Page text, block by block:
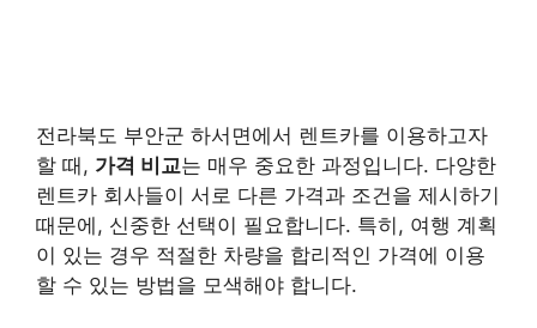
전라북도 부안군 하서면에서 렌트카를 이용하고자
할 때, 가격 비교는 매우 중요한 과정입니다. 다양한
렌트카 회사들이 서로 다른 가격과 조건을 제시하기
때문에, 신중한 선택이 필요합니다. 특히, 여행 계획
이 있는 경우 적절한 차량을 합리적인 가격에 이용
할 수 있는 방법을 모색해야 합니다.